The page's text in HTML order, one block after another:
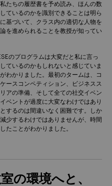
たちの履歴書を予め読み、ほんの数
ているのかを識別できることは明ら
基づいて、クラス内の適切な人物を
を進められることを教授が知ってい
のプログラムは大変だと私に言っ
ているのかもしれないと感じていま
わかりました。最初のタームは、コ
ースコンペティション、ビジネスス
アの準備、そして全ての社交イベン
ベントが過度に大変なわけではあり
するのは間違いなく困難です。しか
少するわけではありませんが、時間
たことがわかりました。
の環境へと、